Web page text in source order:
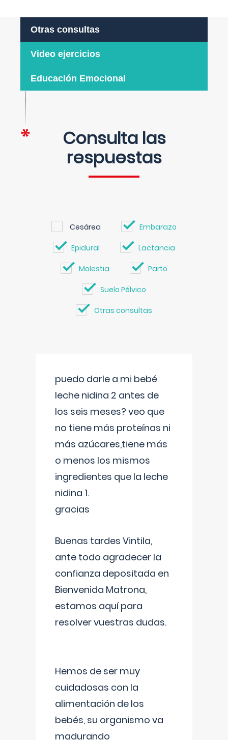
Otras consultas
Video ejercicios
Educación Emocional
Consulta las
respuestas
Cesárea Embarazo
Epidural Lactancia
Molestia Parto
Suelo Pélvico
Otras consultas
puedo darle a mi bebé
leche nidina 2 antes de
los seis meses? veo que
no tiene más proteínas ni
más azúcares,tiene más
o menos los mismos
ingredientes que la leche
nidina 1.
gracias
Buenas tardes Vintila,
ante todo agradecer la
confianza depositada en
Bienvenida Matrona,
estamos aquí para
resolver vuestras dudas.
Hemos de ser muy
cuidadosas con la
alimentación de los
bebés, su organismo va
madurando